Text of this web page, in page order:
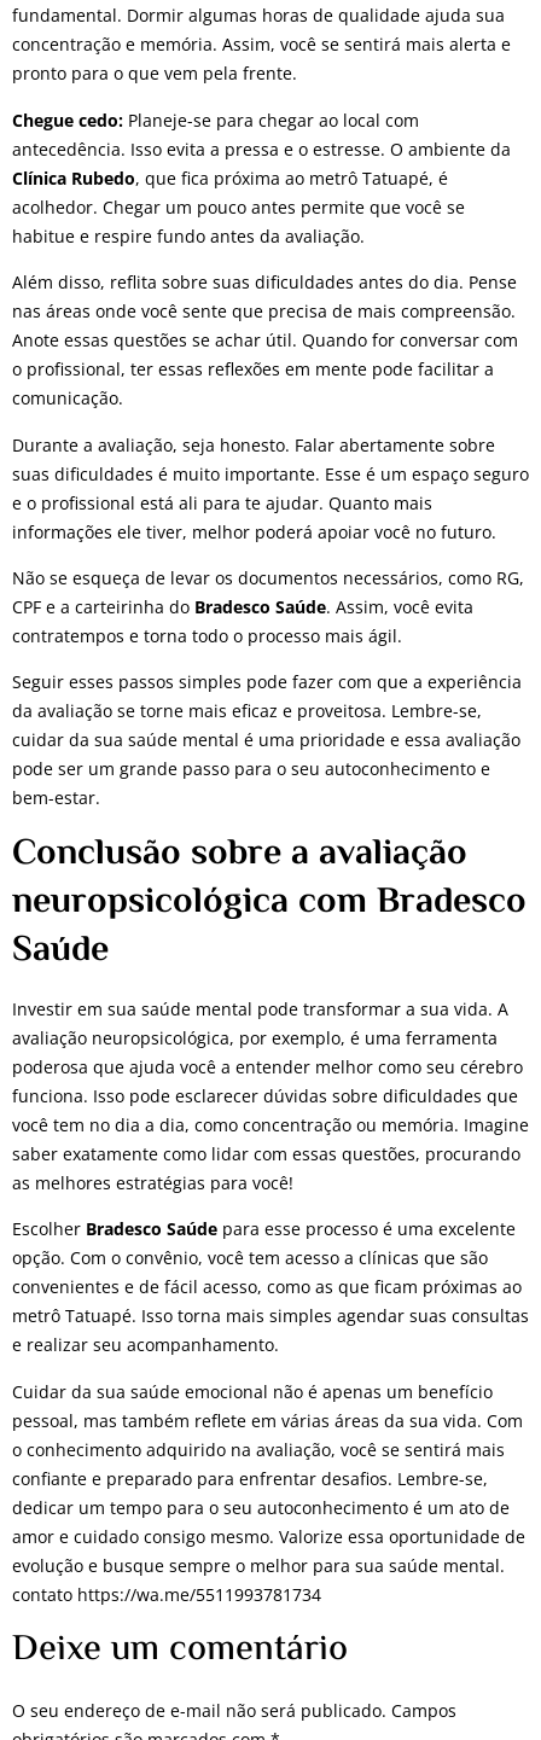
fundamental. Dormir algumas horas de qualidade ajuda sua
concentração e memória. Assim, você se sentirá mais alerta e
pronto para o que vem pela frente.
Chegue cedo: Planeje-se para chegar ao local com
antecedência. Isso evita a pressa e o estresse. O ambiente da
Clínica Rubedo, que fica próxima ao metrô Tatuapé, é
acolhedor. Chegar um pouco antes permite que você se
habitue e respire fundo antes da avaliação.
Além disso, reflita sobre suas dificuldades antes do dia. Pense
nas áreas onde você sente que precisa de mais compreensão.
Anote essas questões se achar útil. Quando for conversar com
o profissional, ter essas reflexões em mente pode facilitar a
comunicação.
Durante a avaliação, seja honesto. Falar abertamente sobre
suas dificuldades é muito importante. Esse é um espaço seguro
e o profissional está ali para te ajudar. Quanto mais
informações ele tiver, melhor poderá apoiar você no futuro.
Não se esqueça de levar os documentos necessários, como RG,
CPF e a carteirinha do Bradesco Saúde. Assim, você evita
contratempos e torna todo o processo mais ágil.
Seguir esses passos simples pode fazer com que a experiência
da avaliação se torne mais eficaz e proveitosa. Lembre-se,
cuidar da sua saúde mental é uma prioridade e essa avaliação
pode ser um grande passo para o seu autoconhecimento e
bem-estar.
Conclusão sobre a avaliação
neuropsicológica com Bradesco
Saúde
Investir em sua saúde mental pode transformar a sua vida. A
avaliação neuropsicológica, por exemplo, é uma ferramenta
poderosa que ajuda você a entender melhor como seu cérebro
funciona. Isso pode esclarecer dúvidas sobre dificuldades que
você tem no dia a dia, como concentração ou memória. Imagine
saber exatamente como lidar com essas questões, procurando
as melhores estratégias para você!
Escolher Bradesco Saúde para esse processo é uma excelente
opção. Com o convênio, você tem acesso a clínicas que são
convenientes e de fácil acesso, como as que ficam próximas ao
metrô Tatuapé. Isso torna mais simples agendar suas consultas
e realizar seu acompanhamento.
Cuidar da sua saúde emocional não é apenas um benefício
pessoal, mas também reflete em várias áreas da sua vida. Com
o conhecimento adquirido na avaliação, você se sentirá mais
confiante e preparado para enfrentar desafios. Lembre-se,
dedicar um tempo para o seu autoconhecimento é um ato de
amor e cuidado consigo mesmo. Valorize essa oportunidade de
evolução e busque sempre o melhor para sua saúde mental.
contato https://wa.me/5511993781734
Deixe um comentário
O seu endereço de e-mail não será publicado. Campos